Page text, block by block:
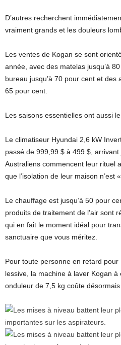
D’autres recherchent
vraiment grands et les douleurs
Les ventes de Kogan se sont
année, avec des matelas jusqu’à
bureau jusqu’à 70 pour cent et des
65 pour cent.
Les saisons essentielles ont aussi
Le climatiseur Hyundai 2,6 kW
passé de 999,99 $ à 499 $,
Australiens commencent leur rituel
que l’isolation de leur maison n’est
Le chauffage est jusqu’à 50 pour
produits de traitement de l’air sont
qui en fait le moment idéal pour
sanctuaire que vous méritez.
Pour toute personne en retard
lessive, la machine à laver Kogan
onduleur de 7,5 kg coûte